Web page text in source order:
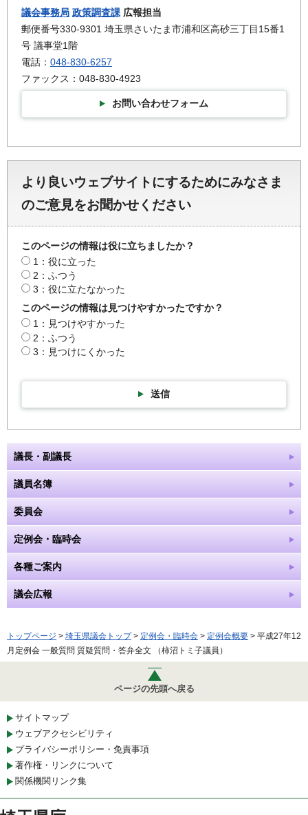
議会事務局 政策調査課 広報担当
郵便番号330-9301 埼玉県さいたま市浦和区高砂三丁目15番1
号 議事堂1階
電話： 048-830-6257
ファックス：048-830-4923
お問い合わせフォーム
より良いウェブサイトにするためにみなさま
のご意見をお聞かせください
このページの情報は役に立ちましたか？
1：役に立った
2：ふつう
3：役に立たなかった
このページの情報は見つけやすかったですか？
1：見つけやすかった
2：ふつう
3：見つけにくかった
送信
議長・副議長
議員名簿
委員会
定例会・臨時会
各種ご案内
議会広報
トップページ > 埼玉県議会トップ> 定例会・臨時会 > 定例会概要 > 平成27年12
月定例会 一般質問 質疑質問・答弁全文 （柿沼トミ子議員）
ページの先頭へ戻る
サイトマップ
ウェブアクセシビリティ
プライバシーポリシー・免責事項
著作権・リンクについて
関係機関リンク集